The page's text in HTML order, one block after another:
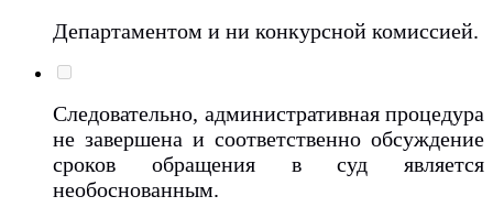
Департаментом и ни конкурсной комиссией.
Следовательно, административная процедура
не завершена и соответственно обсуждение
сроков обращения в суд является
необоснованным.